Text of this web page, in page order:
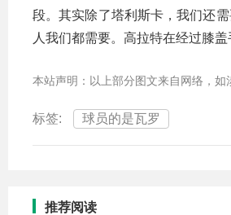
段。其实除了塔利斯卡，我们还
人我们都需要。高拉特在经过膝
本站声明：以上部分图文来自网络，如
标签: 球员的是瓦罗
推荐阅读